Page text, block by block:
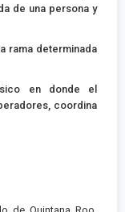
de una persona y
rama determinada
en donde el
coordina